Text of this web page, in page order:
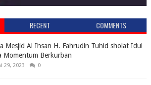
RECENT COMMENTS
Mesjid Al Ihsan H. Fahrudin Tuhid sholat Idul
Momentum Berkurban
29, 2023 0